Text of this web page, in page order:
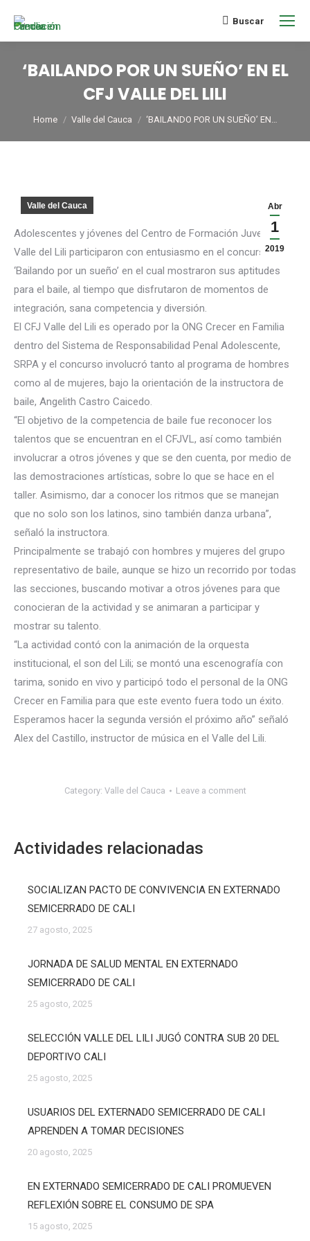
Buscar
‘BAILANDO POR UN SUEÑO’ EN EL
CFJ VALLE DEL LILI
You are here:
Home Valle del Cauca ‘BAILANDO POR UN SUEÑO’ EN…
Abr
1
2019
Valle del Cauca
Adolescentes y jóvenes del Centro de Formación Juvenil
Valle del Lili participaron con entusiasmo en el concurso
‘Bailando por un sueño’ en el cual mostraron sus aptitudes
para el baile, al tiempo que disfrutaron de momentos de
integración, sana competencia y diversión.
El CFJ Valle del Lili es operado por la ONG Crecer en Familia
dentro del Sistema de Responsabilidad Penal Adolescente,
SRPA y el concurso involucró tanto al programa de hombres
como al de mujeres, bajo la orientación de la instructora de
baile, Angelith Castro Caicedo.
“El objetivo de la competencia de baile fue reconocer los
talentos que se encuentran en el CFJVL, así como también
involucrar a otros jóvenes y que se den cuenta, por medio de
las demostraciones artísticas, sobre lo que se hace en el
taller. Asimismo, dar a conocer los ritmos que se manejan
que no solo son los latinos, sino también danza urbana”,
señaló la instructora.
Principalmente se trabajó con hombres y mujeres del grupo
representativo de baile, aunque se hizo un recorrido por todas
las secciones, buscando motivar a otros jóvenes para que
conocieran de la actividad y se animaran a participar y
mostrar su talento.
“La actividad contó con la animación de la orquesta
institucional, el son del Lili; se montó una escenografía con
tarima, sonido en vivo y participó todo el personal de la ONG
Crecer en Familia para que este evento fuera todo un éxito.
Esperamos hacer la segunda versión el próximo año” señaló
Alex del Castillo, instructor de música en el Valle del Lili.
Category: Valle del Cauca Leave a comment
Actividades relacionadas
SOCIALIZAN PACTO DE CONVIVENCIA EN EXTERNADO
SEMICERRADO DE CALI
27 agosto, 2025
JORNADA DE SALUD MENTAL EN EXTERNADO
SEMICERRADO DE CALI
25 agosto, 2025
SELECCIÓN VALLE DEL LILI JUGÓ CONTRA SUB 20 DEL
DEPORTIVO CALI
25 agosto, 2025
USUARIOS DEL EXTERNADO SEMICERRADO DE CALI
APRENDEN A TOMAR DECISIONES
20 agosto, 2025
EN EXTERNADO SEMICERRADO DE CALI PROMUEVEN
REFLEXIÓN SOBRE EL CONSUMO DE SPA
15 agosto, 2025